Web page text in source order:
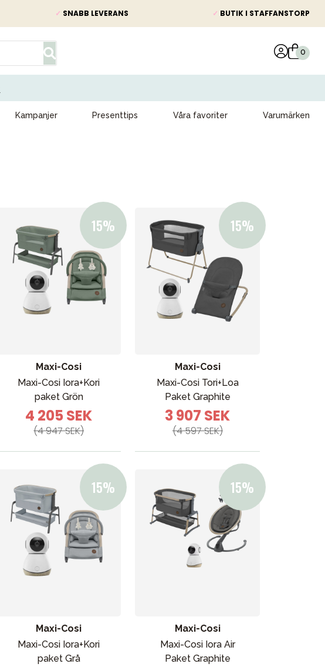
✓ SNABB LEVERANS ✓ BUTIK I STAFFANSTORP
Kampanjer Presenttips Våra favoriter Varumärken
Maxi-Cosi
Maxi-Cosi Iora+Kori
paket Grön
4 205 SEK
(4 947 SEK)
Maxi-Cosi
Maxi-Cosi Tori+Loa
Paket Graphite
3 907 SEK
(4 597 SEK)
Maxi-Cosi
Maxi-Cosi Iora+Kori
paket Grå
Maxi-Cosi
Maxi-Cosi Iora Air
Paket Graphite